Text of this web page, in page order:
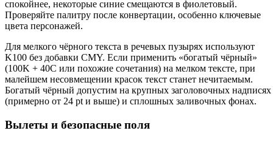
спокойнее, некоторые синие смещаются в фиолетовый.
Проверяйте палитру после конвертации, особенно ключевые
цвета персонажей.
Для мелкого чёрного текста в речевых пузырях используют
K100 без добавки CMY. Если применить «богатый чёрный»
(100K + 40C или похожие сочетания) на мелком тексте, при
малейшем несовмещении красок текст станет нечитаемым.
Богатый чёрный допустим на крупных заголовочных надписях
(примерно от 24 pt и выше) и сплошных заливочных фонах.
Вылеты и безопасные поля